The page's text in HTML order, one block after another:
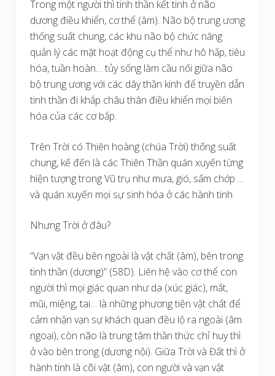
Trong một người thì tinh thần kết tinh ở não
dương điều khiển, cơ thể (âm). Não bộ trung ương
thống suất chung, các khu não bộ chức năng
quản lý các mặt hoạt động cụ thể như hô hấp, tiêu
hóa, tuần hoàn… tủy sống làm cầu nối giữa não
bộ trung ương với các dây thần kinh để truyền dẫn
tinh thần đi khắp châu thân điều khiển mọi biến
hóa của các cơ bắp.
Trên Trời có Thiên hoàng (chúa Trời) thống suất
chung, kế đến là các Thiên Thần quán xuyến từng
hiện tượng trong Vũ trụ như mưa, gió, sấm chớp …
và quán xuyến mọi sự sinh hóa ở các hành tinh.
Nhưng Trời ở đâu?
“Vạn vật đều bên ngoài là vật chất (âm), bên trong
tinh thần (dương)” (58D). Liên hệ vào cơ thể con
người thì mọi giác quan như da (xúc giác), mắt,
mũi, miệng, tai… là những phương tiện vật chất để
cảm nhận vạn sự khách quan đều lộ ra ngoài (âm
ngoại), còn não là trung tâm thần thức chỉ huy thì
ở vào bên trong (dương nội). Giữa Trời và Đất thì ở
hành tinh là cõi vật (âm), con người và vạn vật